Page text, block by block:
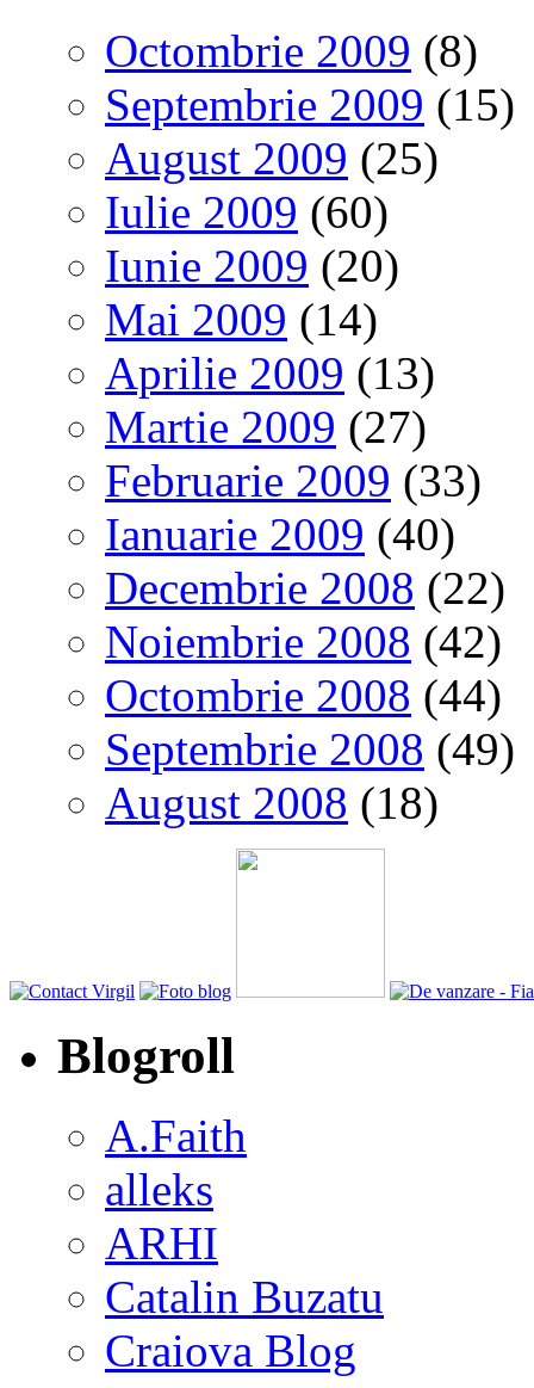
Octombrie 2009 (8)
Septembrie 2009 (15)
August 2009 (25)
Iulie 2009 (60)
Iunie 2009 (20)
Mai 2009 (14)
Aprilie 2009 (13)
Martie 2009 (27)
Februarie 2009 (33)
Ianuarie 2009 (40)
Decembrie 2008 (22)
Noiembrie 2008 (42)
Octombrie 2008 (44)
Septembrie 2008 (49)
August 2008 (18)
Blogroll
A.Faith
alleks
ARHI
Catalin Buzatu
Craiova Blog